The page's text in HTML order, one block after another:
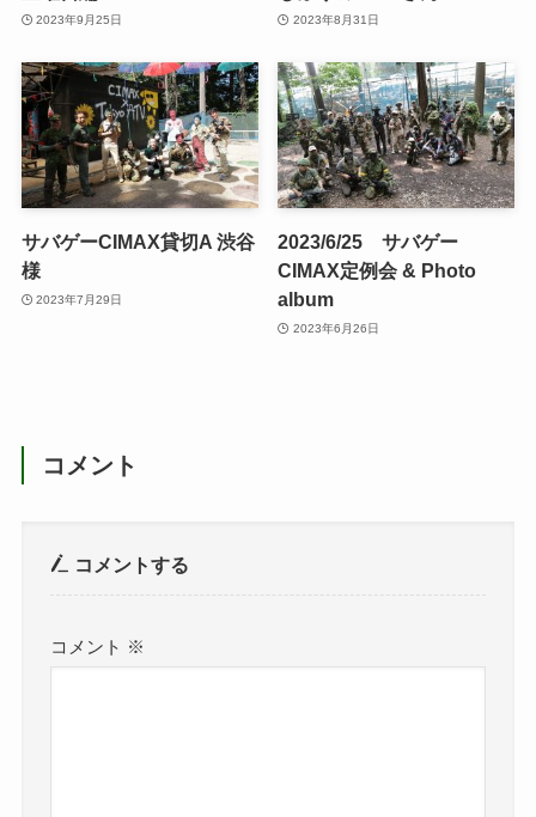
2023年9月25日 2023年8月31日
サバゲーCIMAX貸切A 渋谷
様
2023年7月29日
2023/6/25 サバゲー
CIMAX定例会 & Photo
album
2023年6月26日
コメント
コメントする
コメント ※